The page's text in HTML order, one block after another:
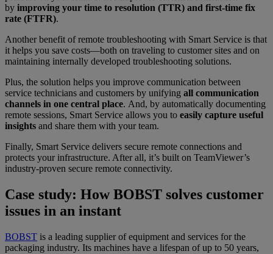
by improving your time to resolution (TTR) and first-time fix
rate (FTFR).
Another benefit of remote troubleshooting with Smart Service is that
it helps you save costs—both on traveling to customer sites and on
maintaining internally developed troubleshooting solutions.
Plus, the solution helps you improve communication between
service technicians and customers by unifying all communication
channels in one central place. And, by automatically documenting
remote sessions, Smart Service allows you to easily capture useful
insights and share them with your team.
Finally, Smart Service delivers secure remote connections and
protects your infrastructure. After all, it’s built on TeamViewer’s
industry-proven secure remote connectivity.
Case study: How BOBST solves customer
issues in an instant
BOBST is a leading supplier of equipment and services for the
packaging industry. Its machines have a lifespan of up to 50 years,